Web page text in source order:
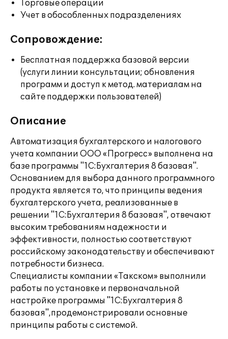
Торговые операции
Учет в обособленных подразделениях
Сопровождение:
Бесплатная поддержка базовой версии
(услуги линии консультации; обновления
программ и доступ к метод. материалам на
сайте поддержки пользователей)
Описание
Автоматизация бухгалтерского и налогового
учета компании ООО «Прогресс» выполнена на
базе программы "1С:Бухгалтерия 8 базовая".
Основанием для выбора данного программного
продукта является то, что принципы ведения
бухгалтерского учета, реализованные в
решении "1С:Бухгалтерия 8 базовая", отвечают
высоким требованиям надежности и
эффективности, полностью соответствуют
российскому законодательству и обеспечивают
потребности бизнеса.
Специалисты компании «Такском» выполнили
работы по установке и первоначальной
настройке программы "1С:Бухгалтерия 8
базовая",продемонстрировали основные
принципы работы с системой.